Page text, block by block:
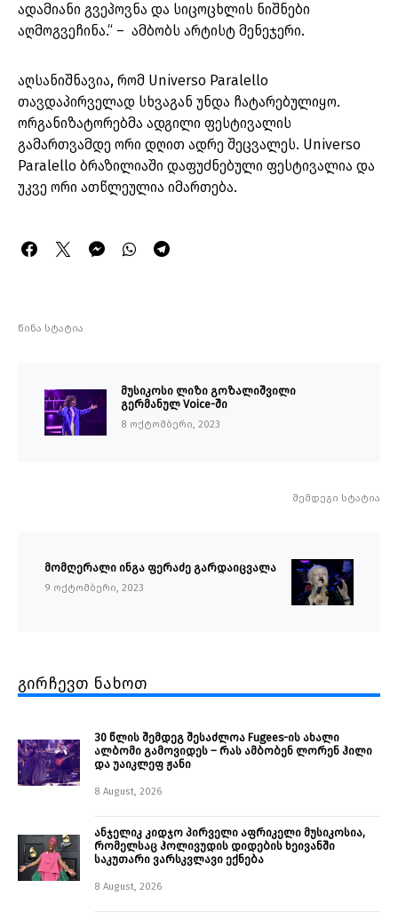
ადამიანი გვეპოვნა და სიცოცხლის ნიშნები
აღმოგვეჩინა.“ – ამბობს არტისტ მენეჯერი.
აღსანიშნავია, რომ Universo Paralello
თავდაპირველად სხვაგან უნდა ჩატარებულიყო.
ორგანიზატორებმა ადგილი ფესტივალის
გამართვამდე ორი დღით ადრე შეცვალეს. Universo
Paralello ბრაზილიაში დაფუძნებული ფესტივალია და
უკვე ორი ათწლეულია იმართება.
წინა სტატია
მუსიკოსი ლიზი გოზალიშვილი
გერმანულ Voice-ში
8 ოქტომბერი, 2023
შემდეგი სტატია
მომღერალი ინგა ფერაძე გარდაიცვალა
9 ოქტომბერი, 2023
გირჩევთ ნახოთ
30 წლის შემდეგ შესაძლოა Fugees-ის ახალი
ალბომი გამოვიდეს – რას ამბობენ ლორენ ჰილი
და უაიკლეფ ჟანი
8 August, 2026
ანჯელიკ კიდჯო პირველი აფრიკელი მუსიკოსია,
რომელსაც ჰოლივუდის დიდების ხეივანში
საკუთარი ვარსკვლავი ექნება
8 August, 2026